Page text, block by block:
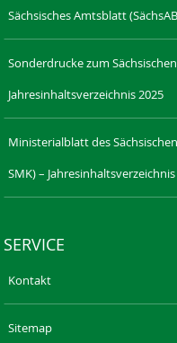
Sächsisches Amtsblatt
Sonderdrucke zum
Jahresinhaltsverzeichnis 2025
Ministerialblatt des
SMK) –
SERVICE
Kontakt
Sitemap